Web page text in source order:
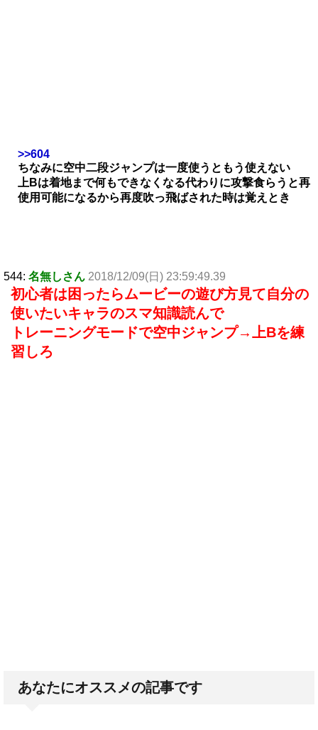
>>604
ちなみに空中二段ジャンプは一度使うともう使えない
上Bは着地まで何もできなくなる代わりに攻撃食らうと再
使用可能になるから再度吹っ飛ばされた時は覚えとき
544: 名無しさん 2018/12/09(日) 23:59:49.39
初心者は困ったらムービーの遊び方見て自分の
使いたいキャラのスマ知識読んで
トレーニングモードで空中ジャンプ→上Bを練
習しろ
あなたにオススメの記事です